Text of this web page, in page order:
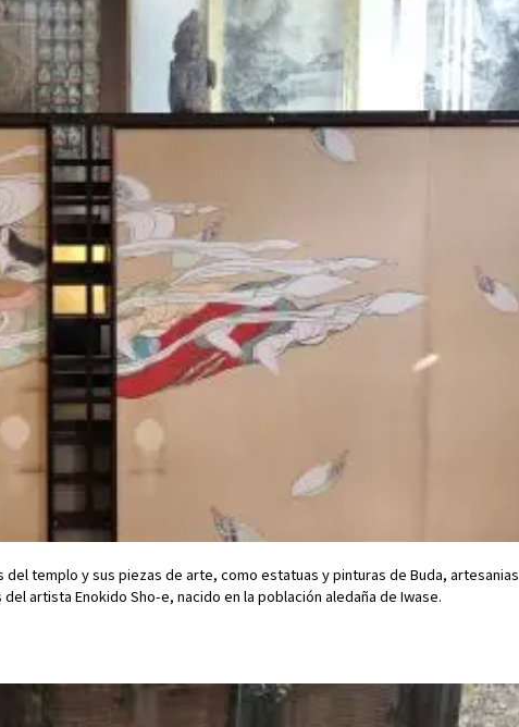
templo y sus piezas de arte, como estatuas y pinturas de Buda, artesanias
artista Enokido Sho-e, nacido en la población aledaña de Iwase.